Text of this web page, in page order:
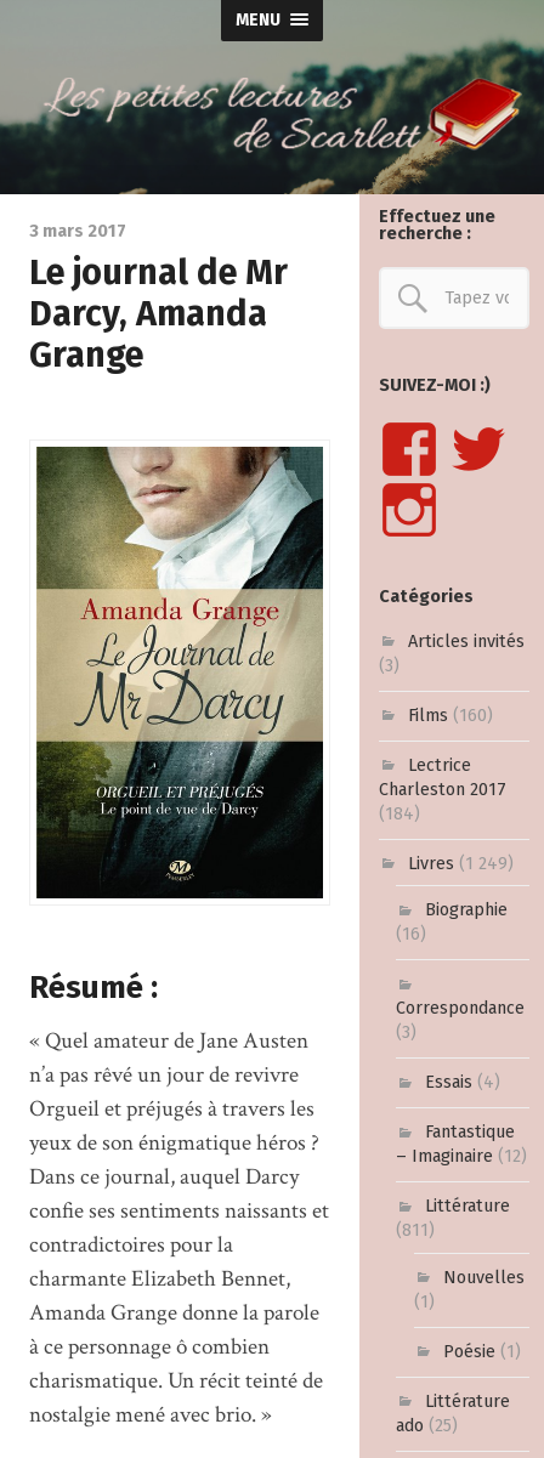
MENU
Effectuez une
recherche :
SUIVEZ-MOI :)
Catégories
Articles invités
(3)
Films (160)
Lectrice
Charleston 2017
(184)
Livres (1 249)
Biographie
(16)
Correspondance
(3)
Essais (4)
Fantastique
– Imaginaire (12)
Littérature
(811)
Nouvelles
(1)
Poésie (1)
Littérature
ado (25)
3 mars 2017
Le journal de Mr
Darcy, Amanda
Grange
Résumé :
« Quel amateur de Jane Austen
n’a pas rêvé un jour de revivre
Orgueil et préjugés à travers les
yeux de son énigmatique héros ?
Dans ce journal, auquel Darcy
confie ses sentiments naissants et
contradictoires pour la
charmante Elizabeth Bennet,
Amanda Grange donne la parole
à ce personnage ô combien
charismatique. Un récit teinté de
nostalgie mené avec brio. »